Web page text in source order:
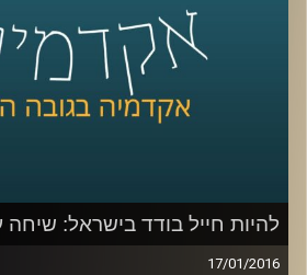
קרדיט תמונות: AudioVersity
להיות חייל בודד בישראל: שיחה
17/01/2016